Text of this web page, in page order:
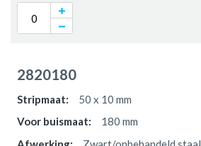
2820180
50 x 10 mm
180 mm